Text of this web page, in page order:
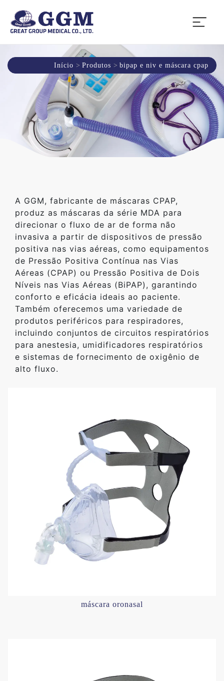
Início Produtos bipap e niv e máscara cpap
A GGM, fabricante de máscaras CPAP,
produz as máscaras da série MDA para
direcionar o fluxo de ar de forma não
invasiva a partir de dispositivos de pressão
positiva nas vias aéreas, como equipamentos
de Pressão Positiva Contínua nas Vias
Aéreas (CPAP) ou Pressão Positiva de Dois
Níveis nas Vias Aéreas (BiPAP), garantindo
conforto e eficácia ideais ao paciente.
Também oferecemos uma variedade de
produtos periféricos para respiradores,
incluindo conjuntos de circuitos respiratórios
para anestesia, umidificadores respiratórios
e sistemas de fornecimento de oxigênio de
alto fluxo.
máscara oronasal